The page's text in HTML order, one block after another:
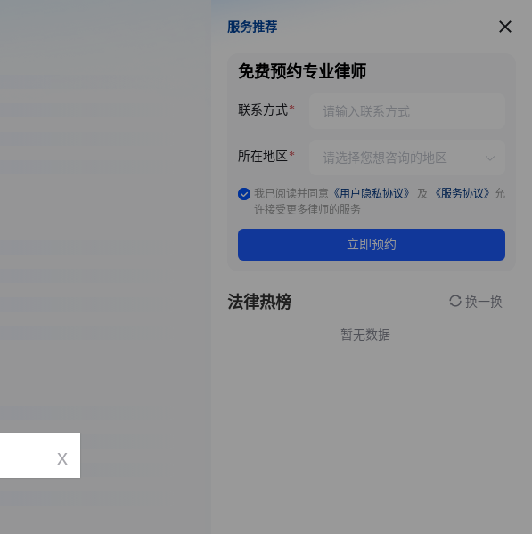
服务推荐
服务推荐
免费预约专业律师
联系方式
所在地区
我已阅读并同意 《用户隐私协议》 及 《服务协议》 允
许接受更多律师的服务
立即预约
法律热榜 换一换
暂无数据
x